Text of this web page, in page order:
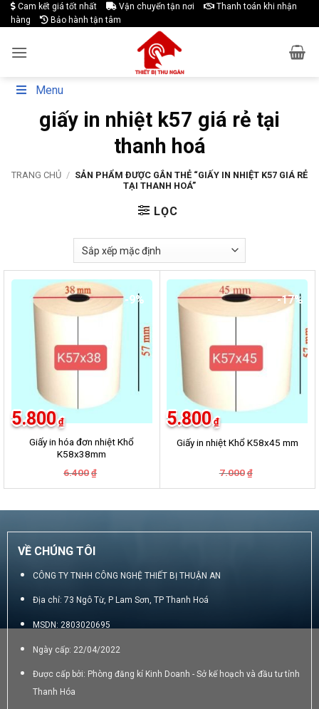
Skip
to
Cam kết giá tốt nhất Vận chuyển tận nơi
Thanh toán khi nhận
hàng
Bảo hành tận tâm
Menu
giấy in nhiệt k57 giá rẻ tại
thanh hoá
TRANG CHỦ / SẢN PHẨM ĐƯỢC GẮN THẺ “GIẤY IN NHIỆT K57 GIÁ RẺ
TẠI THANH HOÁ”
LỌC
-9%
Giấy in hóa đơn nhiệt Khổ
K58x38mm
6.400 ₫
là:
5.800 ₫
tại
5.800₫.
-17%
Giấy in nhiệt Khổ K58x45 mm
7.000 ₫
là:
5.800 ₫
tại
5.800₫.
VỀ CHÚNG TÔI
CÔNG TY TNHH CÔNG NGHỆ THIẾT BỊ THUẬN AN
Địa chỉ: 73 Ngô Từ, P Lam Sơn, TP Thanh Hoá
MSDN: 2803020695
Ngày cấp: 22/04/2022
Được cấp bởi: Phòng đăng kí Kinh Doanh - Sở kế hoạch và đầu tư tỉnh
Thanh Hóa